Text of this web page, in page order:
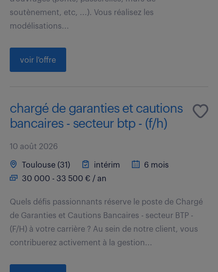
soutènement, etc, ...). Vous réalisez les
modélisations...
voir l'offre
chargé de garanties et cautions
bancaires - secteur btp - (f/h)
10 août 2026
Toulouse (31) intérim
6 mois
30 000 - 33 500 € / an
Quels défis passionnants réserve le poste de Chargé
de Garanties et Cautions Bancaires - secteur BTP -
(F/H) à votre carrière ? Au sein de notre client, vous
contribuerez activement à la gestion...